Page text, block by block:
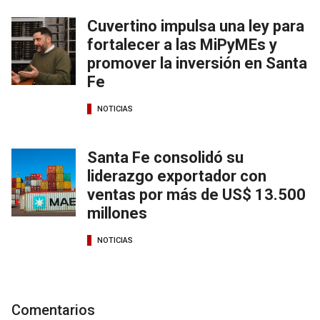
Cuvertino impulsa una ley para
fortalecer a las MiPyMEs y
promover la inversión en Santa
Fe
NOTICIAS
Santa Fe consolidó su
liderazgo exportador con
ventas por más de US$ 13.500
millones
NOTICIAS
Comentarios